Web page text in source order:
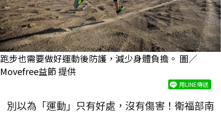
跑步也需要做好運動後防護，減少身體負擔。 圖／
Movefree益節 提供
用LINE傳送
別以為「運動」只有好處，沒有傷害！衛福部南